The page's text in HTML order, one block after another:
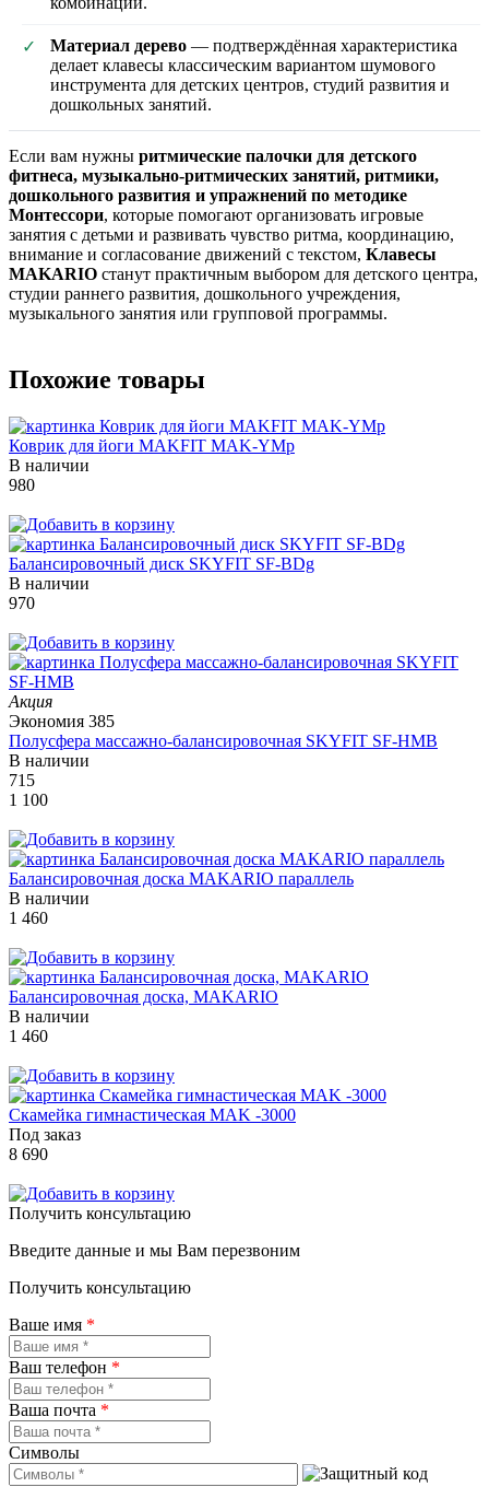
✓ Материал дерево — подтверждённая характеристика
делает клавесы классическим вариантом шумового
инструмента для детских центров, студий развития и
дошкольных занятий.
Если вам нужны ритмические палочки для детского
фитнеса, музыкально-ритмических занятий, ритмики,
дошкольного развития и упражнений по методике
Монтессори, которые помогают организовать игровые
занятия с детьми и развивать чувство ритма, координацию,
внимание и согласование движений с текстом, Клавесы
MAKARIO станут практичным выбором для детского центра,
студии раннего развития, дошкольного учреждения,
музыкального занятия или групповой программы.
Похожие товары
Коврик для йоги MAKFIT MAK-YMp
В наличии
980
Балансировочный диск SKYFIT SF-BDg
В наличии
970
Акция
Экономия 385
Полусфера массажно-балансировочная SKYFIT SF-HMB
В наличии
715
1 100
Балансировочная доска MAKARIO параллель
В наличии
1 460
Балансировочная доска, MAKARIO
В наличии
1 460
Скамейка гимнастическая MAK -3000
Под заказ
8 690
Получить консультацию
Введите данные и мы Вам перезвоним
Получить консультацию
Ваше имя *
Ваш телефон *
Ваша почта *
Символы